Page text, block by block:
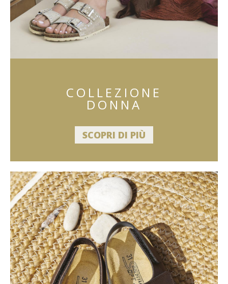
COLLEZIONE
DONNA
SCOPRI DI PIÙ